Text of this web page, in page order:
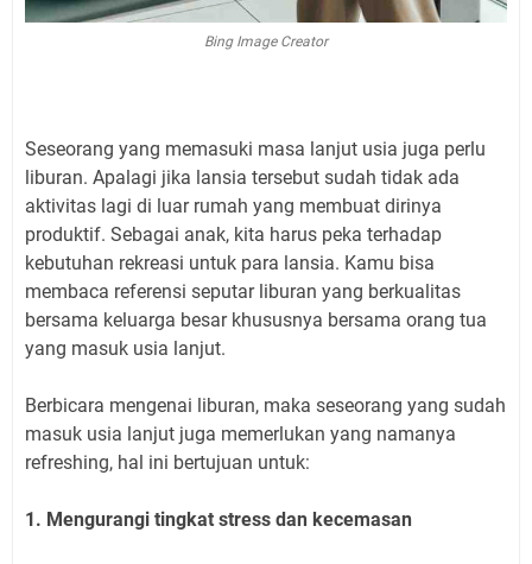
Bing Image Creator
Seseorang yang memasuki masa lanjut usia juga perlu
liburan. Apalagi jika lansia tersebut sudah tidak ada
aktivitas lagi di luar rumah yang membuat dirinya
produktif. Sebagai anak, kita harus peka terhadap
kebutuhan rekreasi untuk para lansia. Kamu bisa
membaca referensi seputar liburan yang berkualitas
bersama keluarga besar khususnya bersama orang tua
yang masuk usia lanjut.
Berbicara mengenai liburan, maka seseorang yang sudah
masuk usia lanjut juga memerlukan yang namanya
refreshing, hal ini bertujuan untuk:
1. Mengurangi tingkat stress dan kecemasan